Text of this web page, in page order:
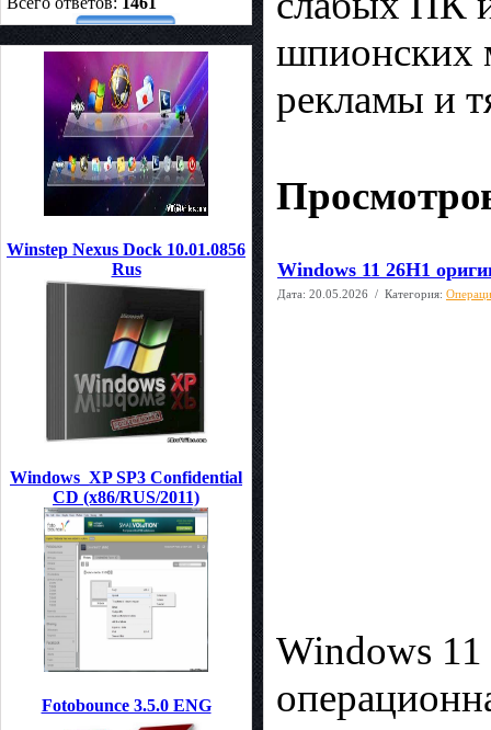
Winstep Nexus Dock 10.01.0856
Rus
Windows_XP SP3 Confidential
CD (x86/RUS/2011)
Fotobounce 3.5.0 ENG
шпионских
рекламы и
Windows 11 26H1
Дата: 20.05.2026 / Категория:
Windows